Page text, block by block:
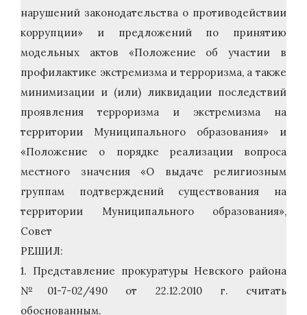
нарушений законодательства о противодействии
коррупции» и предложений по принятию
модельных актов «Положение об участии в
профилактике экстремизма и терроризма, а также
минимизации и (или) ликвидации последствий
проявления терроризма и экстремизма на
территории Муниципального образования» и
«Положение о порядке реализации вопроса
местного значения «О выдаче религиозным
группам подтверждений существования на
территории Муниципального образования»,
Совет
РЕШИЛ:
1. Представление прокуратуры Невского района
№01-7-02/490 от 22.12.2010 г. считать
обоснованным.